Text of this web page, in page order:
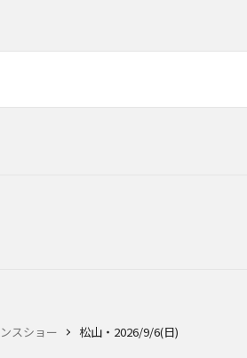
スショー 松山・2026/9/6(日)